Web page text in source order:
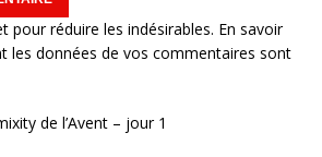
pour réduire les indésirables. En savoir
les données de vos commentaires sont
de l’Avent – jour 1